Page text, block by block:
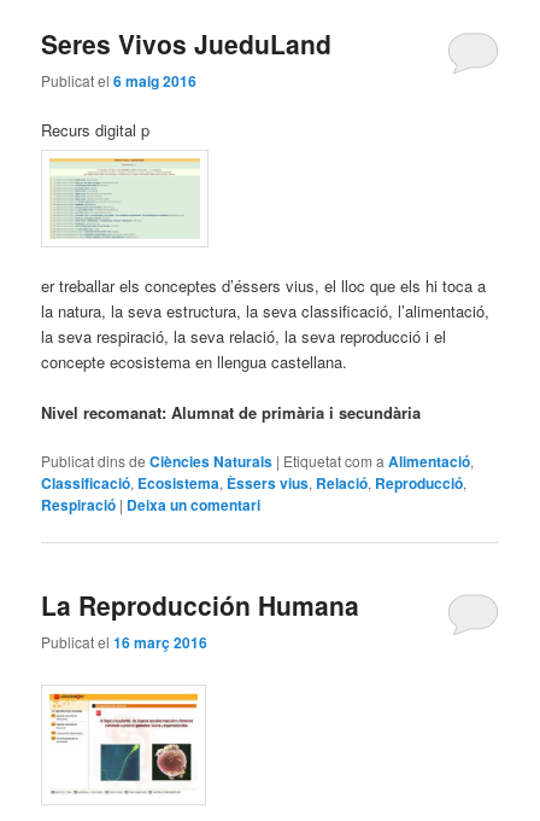
Seres Vivos JueduLand
Publicat el6 maig 2016
Recurs digital p
er treballar els conceptes d’éssers vius, el lloc que els hi toca a
la natura, la seva estructura, la seva classificació, l’alimentació,
la seva respiració, la seva relació, la seva reproducció i el
concepte ecosistema en llengua castellana.
Nivel recomanat: Alumnat de primària i secundària
Publicat dins de Ciències Naturals | Etiquetat com aAlimentació,
Classificació, Ecosistema, Èssers vius, Relació, Reproducció,
Respiració | Deixa un comentari
La Reproducción Humana
Publicat el16 març 2016